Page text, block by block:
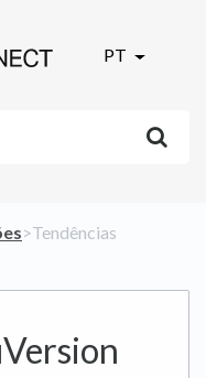
PT
​>​ Tendências